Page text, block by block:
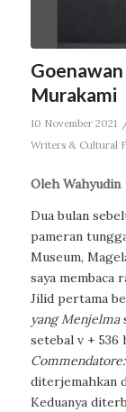
Murakami
10 November 2021
Writers & Cultural
Oleh Wahyudin
Dua bulan
pameran
Museum,
saya membaca
Jilid pertama
yang Menjelma
setebal v + 536
diterjemahkan
Keduanya